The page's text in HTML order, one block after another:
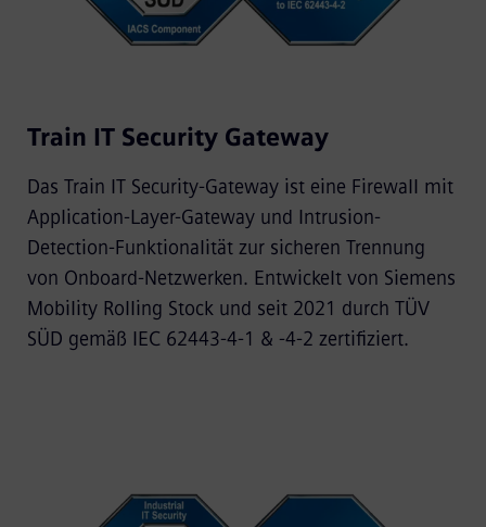
Train IT Security Gateway
Das Train IT Security-Gateway ist eine Firewall mit
Application-Layer-Gateway und Intrusion-
Detection-Funktionalität zur sicheren Trennung
von Onboard-Netzwerken. Entwickelt von Siemens
Mobility Rolling Stock und seit 2021 durch TÜV
SÜD gemäß IEC 62443-4-1 & -4-2 zertifiziert.